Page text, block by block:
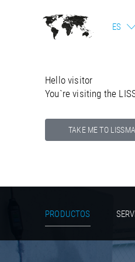
ES
Hello visitor
You`re visiting the
TAKE ME TO
PRODUCTOS